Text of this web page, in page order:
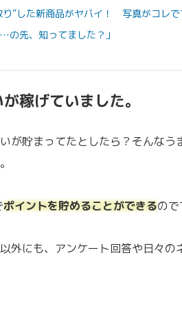
”した新商品がヤバイ！ 写真がコレで
先、知ってました？」
稼げていました。
が貯まってたとしたら？そんなう
ポイントを貯めることができるので
外にも、アンケート回答や日々の